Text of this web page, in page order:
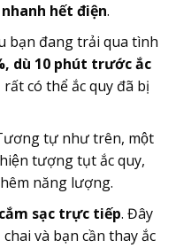
hết điện.
bạn đang trải qua tình
dù 10 phút trước ắc
rất có thể ắc quy đã bị
tự như trên, một
tượng tụt ắc quy,
năng lượng.
sạc trực tiếp. Đây
và bạn cần thay ắc